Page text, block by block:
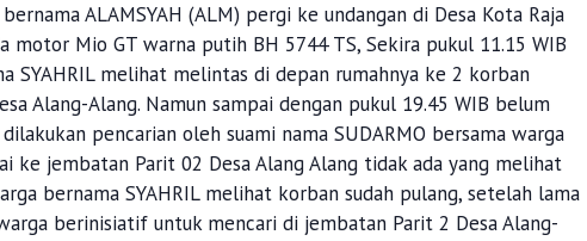
ALAMSYAH (ALM) pergi ke undangan di Desa Kota Raja
motor Mio GT warna putih BH 5744 TS, Sekira pukul 11.15 WIB
SYAHRIL melihat melintas di depan rumahnya ke 2 korban
Alang-Alang. Namun sampai dengan pukul 19.45 WIB belum
pencarian oleh suami nama SUDARMO bersama warga
ke jembatan Parit 02 Desa Alang Alang tidak ada yang melihat
bernama SYAHRIL melihat korban sudah pulang, setelah lama
berinisiatif untuk mencari di jembatan Parit 2 Desa Alang-